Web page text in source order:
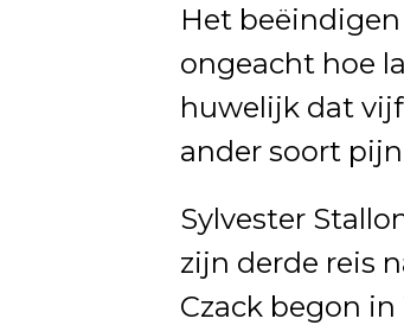
Het
ongeacht hoe
huwelijk dat
ander soort
Sylvester
zijn derde reis
Czack begon